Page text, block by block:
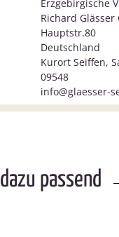
Erzgebirgische
Richard Glässer
Hauptstr.80
Deutschland
Kurort Seiffen,
09548
info@glaesser-
dazu passend